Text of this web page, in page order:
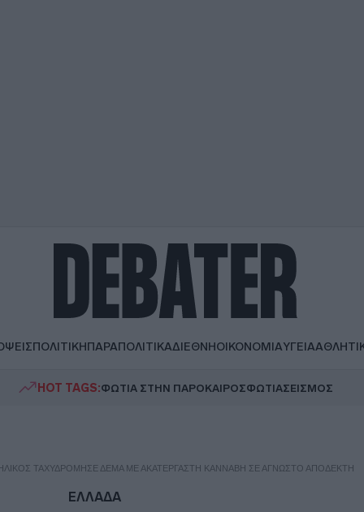
ΠΟΛΙΤΙΚΗΠΑΡΑΠΟΛΙΤΙΚΑΔΙΕΘΝΗΟΙΚΟΝΟΜΙΑΥΓΕΙΑ
HOT TAGS:ΦΩΤΙΑ ΣΤΗΝ ΠΑΡΟΚΑΙΡΟΣΦΩΤΙΑΣΕΙΣΜΟΣ
ΤΑΧΥΔΡΌΜΗΣΕ ΔΈΜΑ ΜΕ ΑΚΑΤΈΡΓΑΣΤΗ ΚΆΝΝΑΒΗ ΣΕ ΆΓΝΩΣΤΟ ΑΠΟΔΈΚΤΗ
ΕΛΛΑΔΑ